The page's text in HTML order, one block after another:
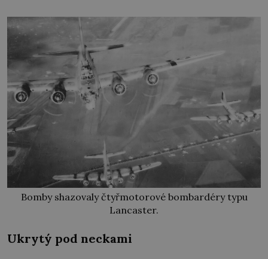
Bomby shazovaly čtyřmotorové bombardéry typu
Lancaster.
Ukrytý pod neckami